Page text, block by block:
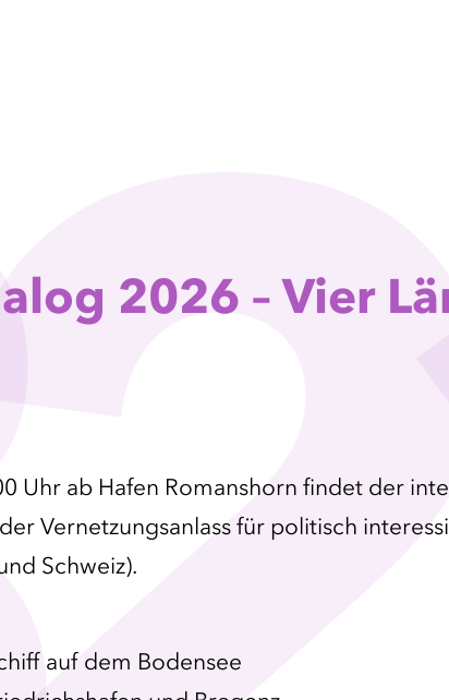
2026 – Vier
Uhr ab Hafen Romanshorn findet der
Vernetzungsanlass für politisch
Schweiz).
auf dem Bodensee